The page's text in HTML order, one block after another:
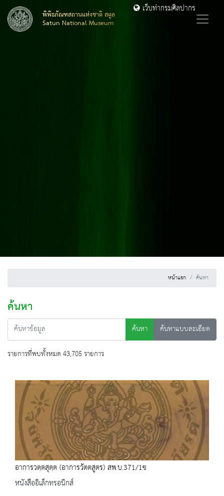
พิพิธภัณฑสถานแห่งชาติ สตูล
Satun National Museum
เว็บท่ากรมศิลปากร
หน้าแรก ค้นหา
ค้นหา
ค้นหา
ค้นหาแบบละเอียด
รายการที่พบทั้งหมด 43,705 รายการ
อาการวตฺตสุตฺต (อาการวัตตสูตร) สพ.บ.371/1ข
หนังสืออิเล็กทรอนิกส์